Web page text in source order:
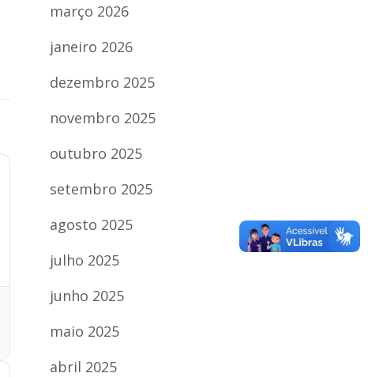
março 2026
janeiro 2026
dezembro 2025
novembro 2025
outubro 2025
setembro 2025
agosto 2025
julho 2025
junho 2025
maio 2025
abril 2025